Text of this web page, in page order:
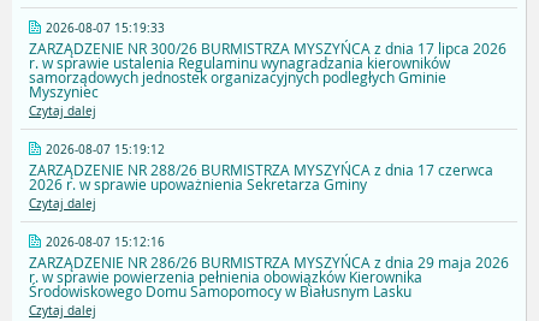
2026-08-07 15:19:33
ZARZĄDZENIE NR 300/26 BURMISTRZA MYSZYŃCA z dnia 17 lipca 2026
r. w sprawie ustalenia Regulaminu wynagradzania kierowników
samorządowych jednostek organizacyjnych podległych Gminie
Myszyniec
Czytaj dalej
2026-08-07 15:19:12
ZARZĄDZENIE NR 288/26 BURMISTRZA MYSZYŃCA z dnia 17 czerwca
2026 r. w sprawie upoważnienia Sekretarza Gminy
Czytaj dalej
2026-08-07 15:12:16
ZARZĄDZENIE NR 286/26 BURMISTRZA MYSZYŃCA z dnia 29 maja 2026
r. w sprawie powierzenia pełnienia obowiązków Kierownika
Środowiskowego Domu Samopomocy w Białusnym Lasku
Czytaj dalej